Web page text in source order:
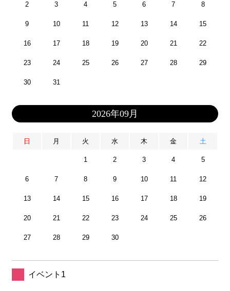
2 3 4 5 6 7 8
9 10 11 12 13 14 15
16 17 18 19 20 21 22
23 24 25 26 27 28 29
30 31
2026年09月
日 月 火 水 木 金 土
1 2 3 4 5
6 7 8 9 10 11 12
13 14 15 16 17 18 19
20 21 22 23 24 25 26
27 28 29 30
イベント1